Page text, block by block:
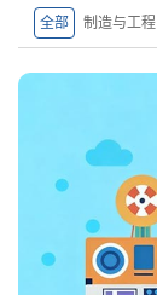
全部 制造与工程